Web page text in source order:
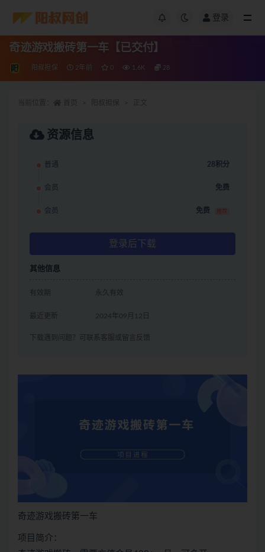
登录
奇迹游戏搬砖第一车【已交付】
阳叔担保 2年前 0 1.6K 28
资源信息
普通 28积分
会员 免费
会员 免费 推荐
登录后下载
其他信息
有效期 永久有效
最近更新 2024年09月12日
下载遇到问题？可联系客服或留言反馈
奇迹游戏搬砖第一车
项目简介：